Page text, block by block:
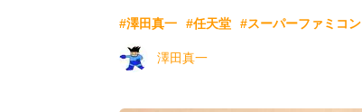
#澤田真一 #任天堂 #スーパーファミコン
澤田真一